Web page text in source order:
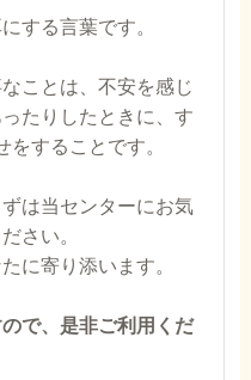
する言葉です。
ことは、不安を感じ
たりしたときに、す
をすることです。
は当センターにお気
さい。
に寄り添います。
で、是非ご利用くだ